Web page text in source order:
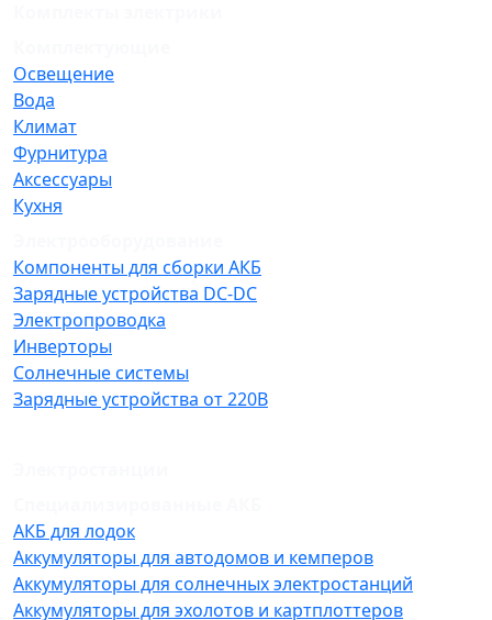
Освещение
Вода
Климат
Фурнитура
Аксессуары
Кухня
Компоненты для сборки АКБ
Зарядные устройства DC-DC
Электропроводка
Инверторы
Солнечные системы
Зарядные устройства от 220В
АКБ для лодок
Аккумуляторы для автодомов и кемперов
Аккумуляторы для солнечных электростанций
Аккумуляторы для эхолотов и картплоттеров